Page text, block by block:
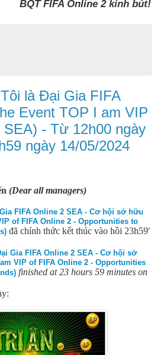
BQT FIFA Online 2 kính bút!
là Đại Gia FIFA
Event TOP I am VIP
SEA) - Từ 12h00 ngày
ngày 14/05/2024
(Dear all managers)
FIFA Online 2 SEA - Cơ hội sở hữu
of FIFA Online 2 - Opportunities to
đã chính thức kết thúc vào hồi 23h59′
Gia FIFA Online 2 SEA - Cơ hội sở
VIP of FIFA Online 2 - Opportunities
finished at 23 hours 59 minutes on